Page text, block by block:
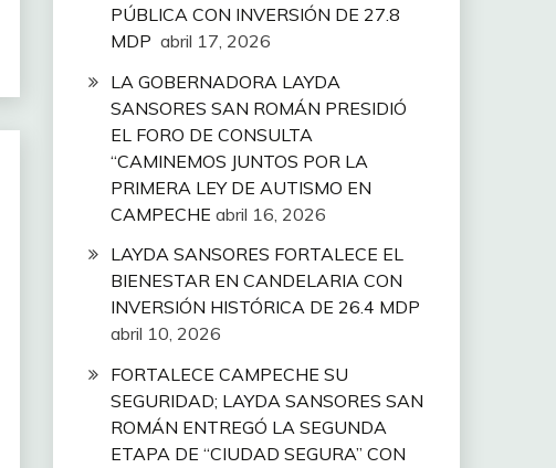
PÚBLICA CON INVERSIÓN DE 27.8
MDP abril 17, 2026
LA GOBERNADORA LAYDA
SANSORES SAN ROMÁN PRESIDIÓ
EL FORO DE CONSULTA
“CAMINEMOS JUNTOS POR LA
PRIMERA LEY DE AUTISMO EN
CAMPECHE abril 16, 2026
LAYDA SANSORES FORTALECE EL
BIENESTAR EN CANDELARIA CON
INVERSIÓN HISTÓRICA DE 26.4 MDP
abril 10, 2026
FORTALECE CAMPECHE SU
SEGURIDAD; LAYDA SANSORES SAN
ROMÁN ENTREGÓ LA SEGUNDA
ETAPA DE “CIUDAD SEGURA” CON